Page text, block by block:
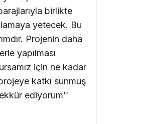
birlikte
yetecek. Bu
Projenin daha
yapılması
için ne kadar
katkı sunmuş
ediyorum’’